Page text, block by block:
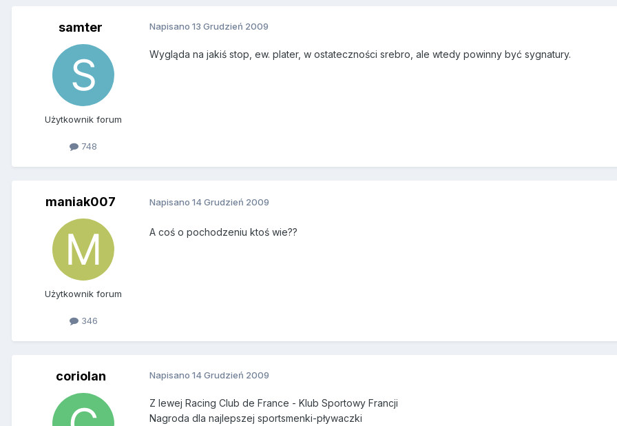
samter
Użytkownik forum
748
Napisano 13 Grudzień 2009
Wygląda na jakiś stop, ew. plater, w ostateczności srebro, ale wtedy powinny być sygnatury.
maniak007
Użytkownik forum
346
Napisano 14 Grudzień 2009
A coś o pochodzeniu ktoś wie??
coriolan Napisano 14 Grudzień 2009
Z lewej Racing Club de France - Klub Sportowy Francji
Nagroda dla najlepszej sportsmenki-pływaczki